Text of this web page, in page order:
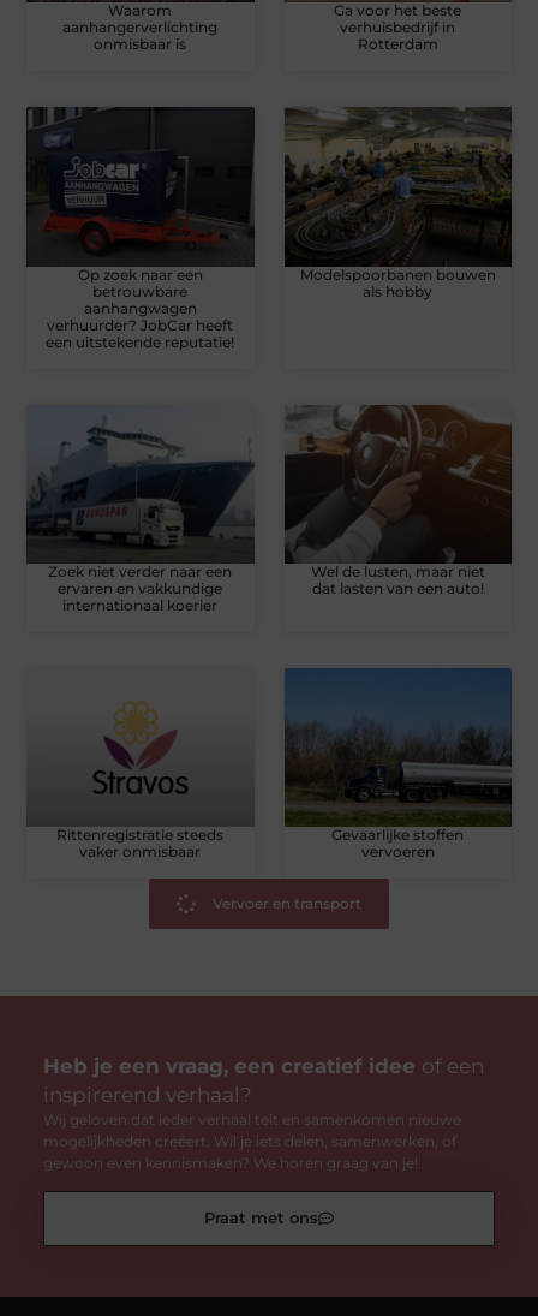
Waarom
aanhangerverlichting
onmisbaar is
Ga voor het beste
verhuisbedrijf in
Rotterdam
Op zoek naar een
betrouwbare
aanhangwagen
verhuurder? JobCar heeft
een uitstekende reputatie!
Modelspoorbanen bouwen
als hobby
Zoek niet verder naar een
ervaren en vakkundige
internationaal koerier
Wel de lusten, maar niet
dat lasten van een auto!
Rittenregistratie steeds
vaker onmisbaar
Gevaarlijke stoffen
vervoeren
Vervoer en transport
Heb je een vraag, een creatief idee of een
inspirerend verhaal?
Wij geloven dat ieder verhaal telt en samenkomen nieuwe
mogelijkheden creëert. Wil je iets delen, samenwerken, of
gewoon even kennismaken? We horen graag van je!
Praat met ons